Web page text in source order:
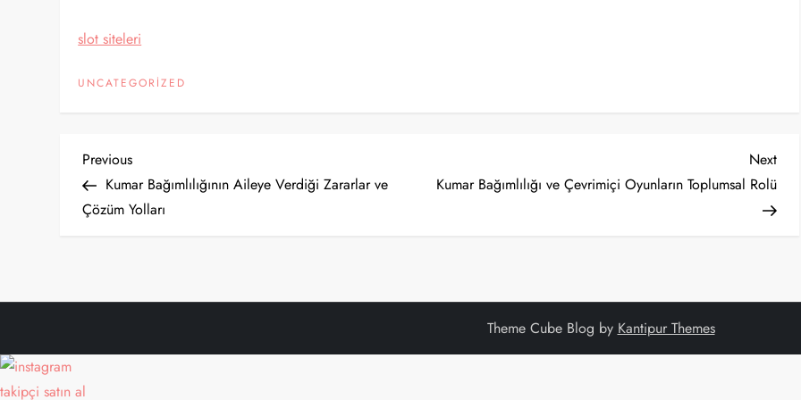
slot siteleri
UNCATEGORIZED
Y
a
ı
e
Previous
Post
Previous
Kumar Bağımlılığının Aileye Verdiği Zararlar ve
Çözüm Yolları
Post
Next
Kumar Bağımlılığı ve Çevrimiçi Oyunların Toplumsal Rolü
Theme Cube Blog by Kantipur Themes